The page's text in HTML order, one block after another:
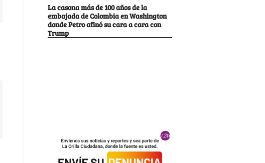
La casona más de 100 años de la
embajada de Colombia en Washington
donde Petro afinó su cara a cara con
Trump